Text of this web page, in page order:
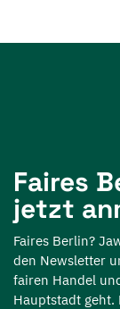
Faires
jetzt
Faires Berlin?
den Newsletter
fairen Handel
Hauptstadt geht.